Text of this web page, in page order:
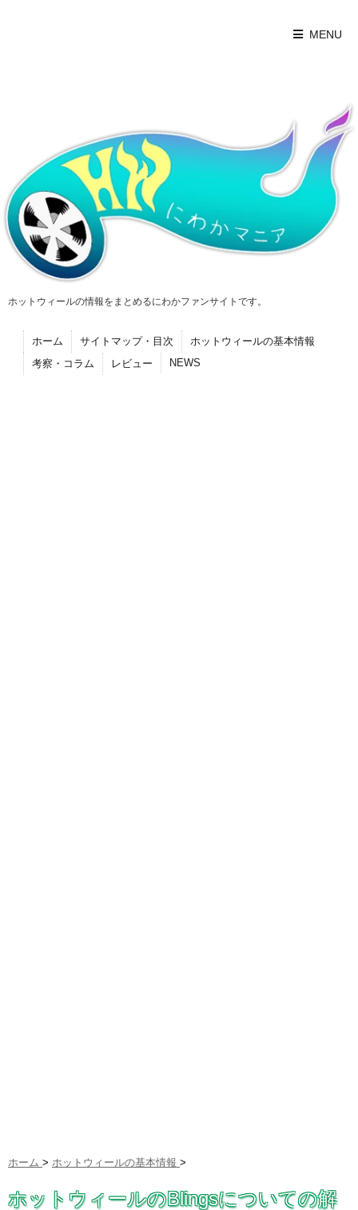
MENU
ホットウィールの情報をまとめるにわかファンサイトです。
ホーム サイトマップ・目次
ホットウィールの基本情報
考察・コラム
レビュー NEWS
ホーム > ホットウィールの基本情報 >
ホットウィールのBlingsについての解